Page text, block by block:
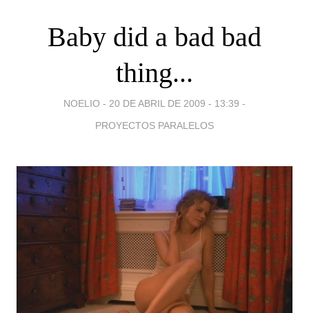
Baby did a bad bad
thing...
NOELIO - 20 DE ABRIL DE 2009 - 13:39 -
PROYECTOS PARALELOS